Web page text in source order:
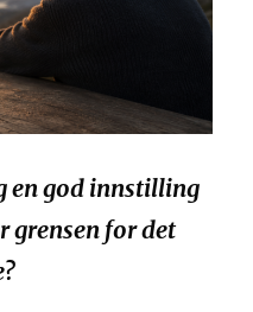
en god innstilling
grensen for det